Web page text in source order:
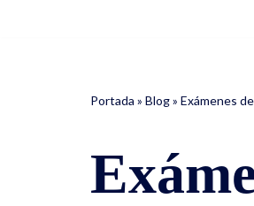
Portada » Blog» Exámenes